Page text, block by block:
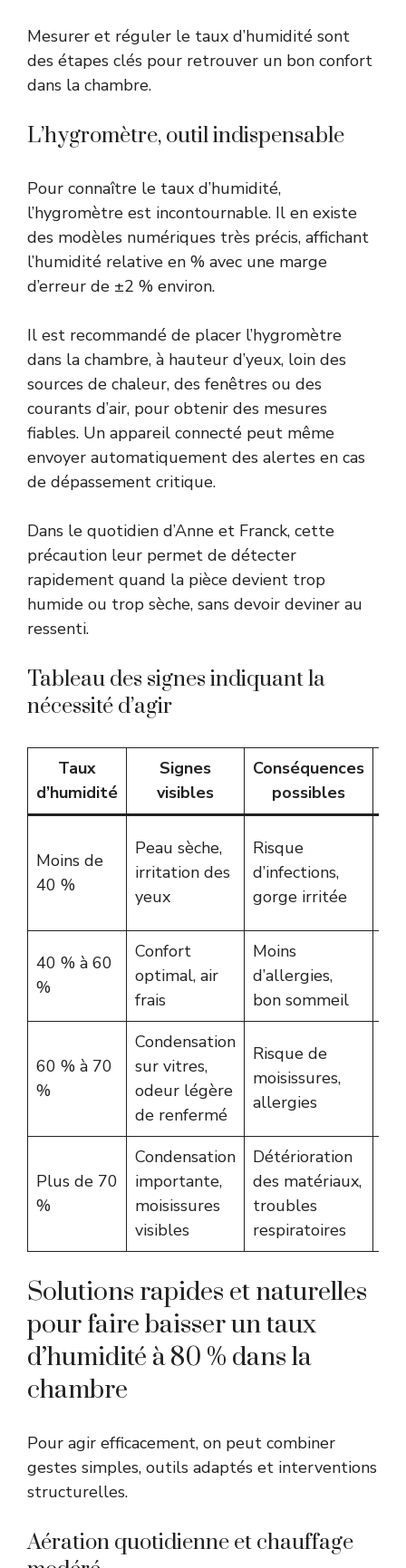
Mesurer et réguler le taux d’humidité sont
des étapes clés pour retrouver un bon confort
dans la chambre.
L’hygromètre, outil indispensable
Pour connaître le taux d’humidité,
l’hygromètre est incontournable. Il en existe
des modèles numériques très précis, affichant
l’humidité relative en % avec une marge
d’erreur de ±2 % environ.
Il est recommandé de placer l’hygromètre
dans la chambre, à hauteur d’yeux, loin des
sources de chaleur, des fenêtres ou des
courants d’air, pour obtenir des mesures
fiables. Un appareil connecté peut même
envoyer automatiquement des alertes en cas
de dépassement critique.
Dans le quotidien d’Anne et Franck, cette
précaution leur permet de détecter
rapidement quand la pièce devient trop
humide ou trop sèche, sans devoir deviner au
ressenti.
Tableau des signes indiquant la
nécessité d’agir
Taux
d’humidité
Signes
visibles
Conséquences
possibles
Moins de
40 %
Peau sèche,
irritation des
yeux
Risque
d’infections,
gorge irritée
40 % à 60
%
Confort
optimal, air
frais
Moins
d’allergies,
bon sommeil
60 % à 70
%
Condensation
sur vitres,
odeur légère
de renfermé
Risque de
moisissures,
allergies
Plus de 70
%
Condensation
importante,
moisissures
visibles
Détérioration
des matériaux,
troubles
respiratoires
Solutions rapides et naturelles
pour faire baisser un taux
d’humidité à 80 % dans la
chambre
Pour agir efficacement, on peut combiner
gestes simples, outils adaptés et interventions
structurelles.
Aération quotidienne et chauffage